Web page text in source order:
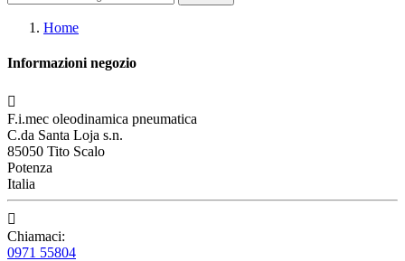
Home
Informazioni negozio

F.i.mec oleodinamica pneumatica
C.da Santa Loja s.n.
85050 Tito Scalo
Potenza
Italia

Chiamaci:
0971 55804